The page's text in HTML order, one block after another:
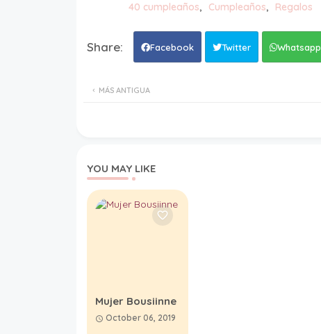
40 cumpleaños Cumpleaños Regalos
Facebook Twitter Whatsapp
MÁS ANTIGUA
YOU MAY LIKE
Mujer Bousiinne
October 06, 2019